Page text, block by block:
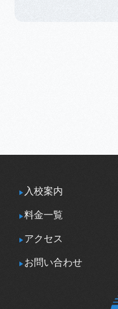
入校案内
料金一覧
アクセス
お問い合わせ